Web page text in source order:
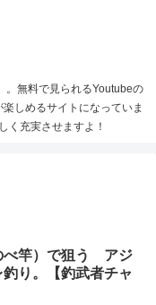
。無料で見られるYoutubeの
しめるサイトになっていま
く充実させますよ！
べ竿）で狙う アジ
釣り。【釣武者チャ